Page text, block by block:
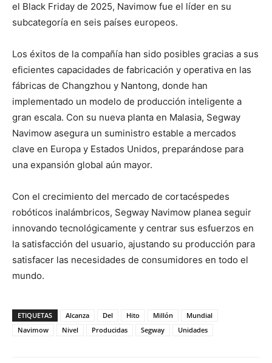
el Black Friday de 2025, Navimow fue el líder en su
subcategoría en seis países europeos.
Los éxitos de la compañía han sido posibles gracias a sus
eficientes capacidades de fabricación y operativa en las
fábricas de Changzhou y Nantong, donde han
implementado un modelo de producción inteligente a
gran escala. Con su nueva planta en Malasia, Segway
Navimow asegura un suministro estable a mercados
clave en Europa y Estados Unidos, preparándose para
una expansión global aún mayor.
Con el crecimiento del mercado de cortacéspedes
robóticos inalámbricos, Segway Navimow planea seguir
innovando tecnológicamente y centrar sus esfuerzos en
la satisfacción del usuario, ajustando su producción para
satisfacer las necesidades de consumidores en todo el
mundo.
ETIQUETAS Alcanza Del Hito Millón
Mundial
Navimow
Nivel Producidas Segway Unidades